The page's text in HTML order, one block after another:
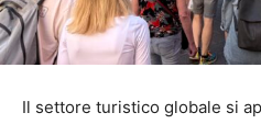
Il settore turistico globale si